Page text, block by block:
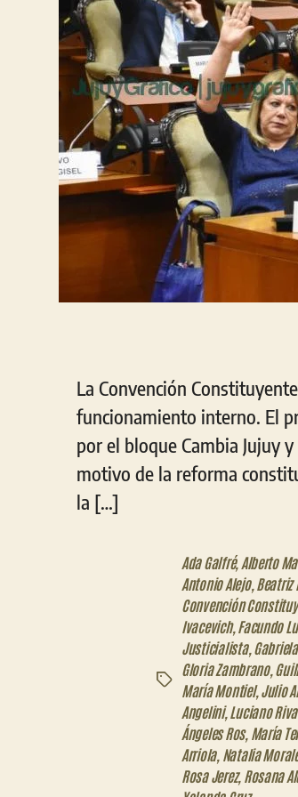
La Convención
funcionamiento interno. El
por el bloque Cambia Jujuy
motivo de la reforma
la […]
Etiquetas
Ada Galfré, Alberto
Antonio Alejo, Beatriz
Convención
Ivacevich, Facundo
Justicialista,
Gloria Zambrano,
María Montiel, Julio
Angelini, Luciano
Ángeles Ros, María
Arriola, Natalia
Rosa Jerez, Rosana